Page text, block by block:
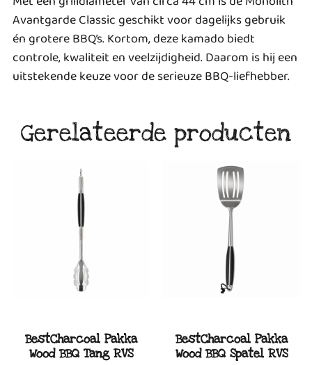
Avantgarde Classic geschikt voor dagelijks gebruik
én grotere BBQ’s. Kortom, deze kamado biedt
controle, kwaliteit en veelzijdigheid. Daarom is hij een
uitstekende keuze voor de serieuze BBQ-liefhebber.
Gerelateerde producten
BestCharcoal Pakka
Wood BBQ Tang RVS
BestCharcoal Pakka
Wood BBQ Spatel RVS